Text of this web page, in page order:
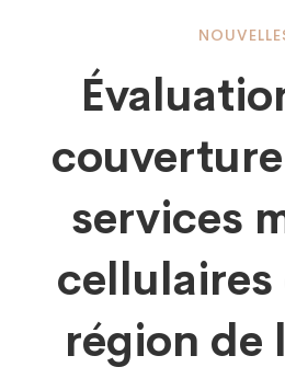
Évaluation
de
3G
services
cellulaires
région de